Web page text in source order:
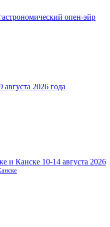
опен-эйр
августа 2026 года
10-14 августа 2026